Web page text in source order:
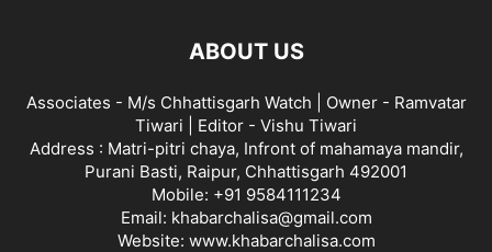
ABOUT US
Associates - M/s Chhattisgarh Watch | Owner - Ramvatar
Tiwari | Editor - Vishu Tiwari
Address : Matri-pitri chaya, Infront of mahamaya mandir,
Purani Basti, Raipur, Chhattisgarh 492001
Mobile: +91 9584111234
Email: khabarchalisa@gmail.com
Website: www.khabarchalisa.com